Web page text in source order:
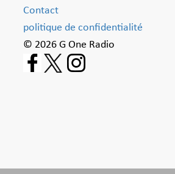
Contact
politique de confidentialité
© 2026 G One Radio